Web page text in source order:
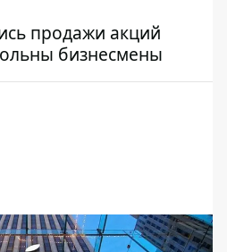
продажи акций
бизнесмены